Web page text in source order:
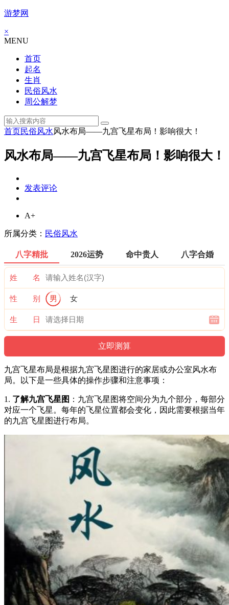
游梦网
×
MENU
首页
起名
生肖
民俗风水
周公解梦
首页民俗风水风水布局——九宫飞星布局！影响很大！
风水布局——九宫飞星布局！影响很大！
发表评论
A+
所属分类： 民俗风水
八字精批 2026运势 命中贵人 八字合婚
姓 名
性 别 男 女
生 日
九宫飞星布局是根据九宫飞星图进行的家居或办公室风水布
局。以下是一些具体的操作步骤和注意事项：
1. 了解九宫飞星图 ：九宫飞星图将空间分为九个部分，每部分
对应一个飞星。每年的飞星位置都会变化，因此需要根据当年
的九宫飞星图进行布局。